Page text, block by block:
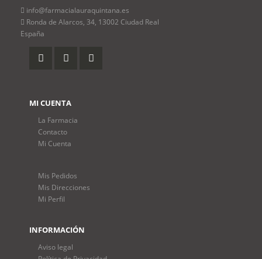
info@farmacialauraquintana.es
Ronda de Alarcos, 34, 13002 Ciudad Real
España
MI CUENTA
La Farmacia
Contacto
Mi Cuenta
Mis Pedidos
Mis Direcciones
Mi Perfil
INFORMACIÓN
Aviso legal